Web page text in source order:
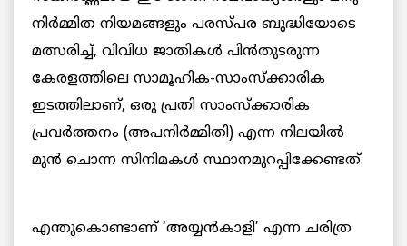
നിര്‍മ്മിത നിയമങ്ങളും പരസ്പര ബുദ്ധിയോടെ
മത്സരിച്ച്, വിവിധ ജാതികള്‍ പിന്‍തുടരുന്ന
കേരളത്തിലെ സാമൂഹിക-സാംസ്‌ക്കാരിക
ഇടത്തിലാണ്, ഒരു പ്രതി സാംസ്‌ക്കാരിക
പ്രവര്‍ത്തനം (അപനിര്‍മ്മിതി) എന്ന നിലയില്‍
മുന്‍ ചൊന്ന സിനിമകള്‍ സ്ഥാനമുറപ്പിക്കേണ്ടത്.
എന്തുകൊണ്ടാണ് ‘അയ്യന്‍കാളി’ എന്ന ചരിത്ര